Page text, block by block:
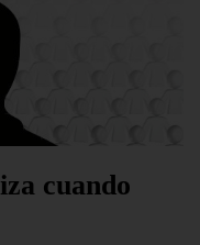
cuando